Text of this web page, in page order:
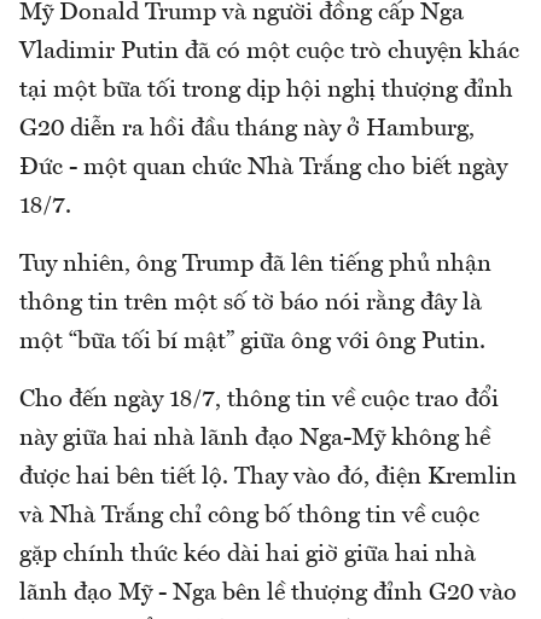
Mỹ Donald Trump và người đồng cấp Nga
Vladimir Putin đã có một cuộc trò chuyện khác
tại một bữa tối trong dịp hội nghị thượng đỉnh
G20 diễn ra hồi đầu tháng này ở Hamburg,
Đức - một quan chức Nhà Trắng cho biết ngày
18/7.
Tuy nhiên, ông Trump đã lên tiếng phủ nhận
thông tin trên một số tờ báo nói rằng đây là
một “bữa tối bí mật” giữa ông với ông Putin.
Cho đến ngày 18/7, thông tin về cuộc trao đổi
này giữa hai nhà lãnh đạo Nga-Mỹ không hề
được hai bên tiết lộ. Thay vào đó, điện Kremlin
và Nhà Trắng chỉ công bố thông tin về cuộc
gặp chính thức kéo dài hai giờ giữa hai nhà
lãnh đạo Mỹ - Nga bên lề thượng đỉnh G20 vào